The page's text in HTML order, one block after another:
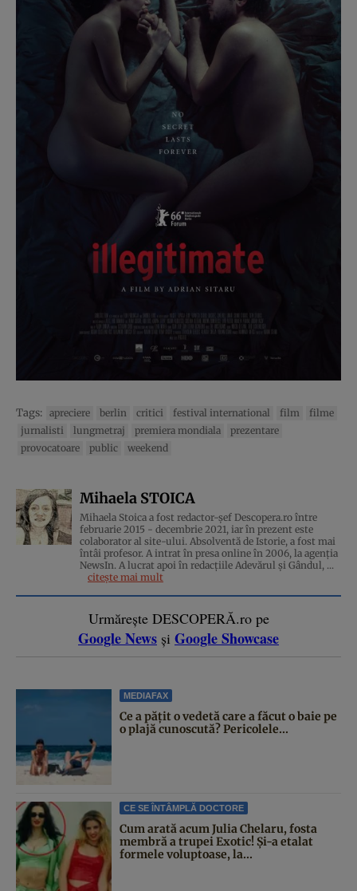
Tags: apreciere berlin critici festival international film
filme
jurnalisti
lungmetraj premiera mondiala
prezentare
provocatoare
public weekend
Mihaela STOICA
Mihaela Stoica a fost redactor-șef Descopera.ro între
februarie 2015 - decembrie 2021, iar în prezent este
colaborator al site-ului. Absolventă de Istorie, a fost mai
întâi profesor. A intrat în presa online în 2006, la agenţia
NewsIn. A lucrat apoi în redacţiile Adevărul şi Gândul, ...
citește mai mult
Urmărește DESCOPERĂ.ro pe
Google News și Google Showcase
MEDIAFAX
Ce a pățit o vedetă care a făcut o baie pe
o plajă cunoscută? Pericolele...
CE SE ÎNTÂMPLĂ DOCTORE
Cum arată acum Julia Chelaru, fosta
membră a trupei Exotic! Și-a etalat
formele voluptoase, la...